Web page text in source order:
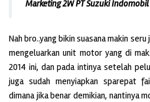
Marketing 2W PT Suzuki Indomobil
Nah bro..yang bikin suasana makin
mengeluarkan unit motor yang di
2014 ini, dan pada intinya setelah
juga sudah menyiapkan sparepat
dimana jika benar demikian, nantinya